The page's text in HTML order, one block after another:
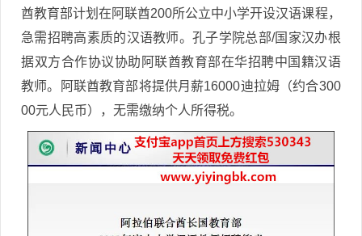
酋教育部计划在阿联酋200所公立中小学开设汉语课程，
急需招聘高素质的汉语教师。孔子学院总部/国家汉办根
据双方合作协议协助阿联酋教育部在华招聘中国籍汉语
教师。阿联酋教育部将提供月薪16000迪拉姆（约合300
00元人民币），无需缴纳个人所得税。